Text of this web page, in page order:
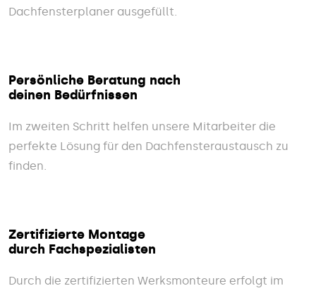
Dachfensterplaner ausgefüllt.
Persönliche Beratung nach
deinen Bedürfnissen
Im zweiten Schritt helfen unsere Mitarbeiter die
perfekte Lösung für den Dachfensteraustausch zu
finden.
Zertifizierte Montage
durch Fachspezialisten
Durch die zertifizierten Werksmonteure erfolgt im